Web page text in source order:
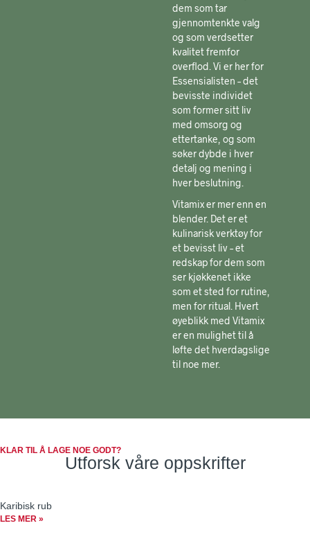
dem som tar
gjennomtenkte valg
og som verdsetter
kvalitet fremfor
overflod. Vi er her for
Essensialisten – det
bevisste individet
som former sitt liv
med omsorg og
ettertanke, og som
søker dybde i hver
detalj og mening i
hver beslutning.
Vitamix er mer enn en
blender. Det er et
kulinarisk verktøy for
et bevisst liv – et
redskap for dem som
ser kjøkkenet ikke
som et sted for rutine,
men for ritual. Hvert
øyeblikk med Vitamix
er en mulighet til å
løfte det hverdagslige
til noe mer.
KLAR TIL Å LAGE NOE GODT?
Utforsk våre oppskrifter
Karibisk rub
LES MER »